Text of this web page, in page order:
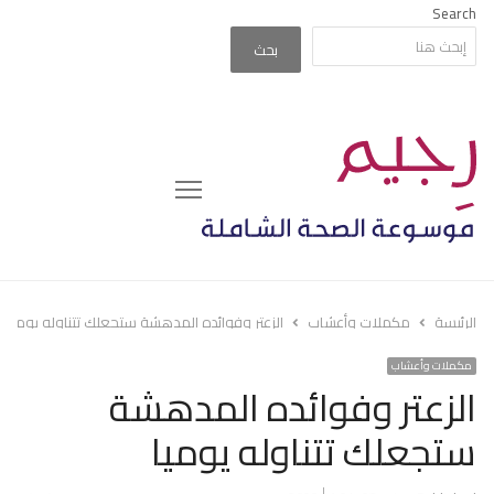
Search
بحث
Menu
الرئيسة مكملات وأعشاب الزعتر وفوائده المدهشة ستجعلك تتناوله يوميا
مكملات وأعشاب
الزعتر وفوائده المدهشة
ستجعلك تتناوله يوميا